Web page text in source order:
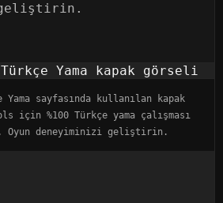
geliştirin.
Yama sayfasında kullanılan kapak
için %100 Türkçe yama çalışması
deneyiminizi geliştirin.